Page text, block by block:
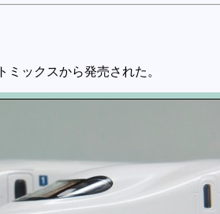
較レビュー6 収納性・付属品
N700A(1000番台) 比較レビュー
ミックスから発売された。